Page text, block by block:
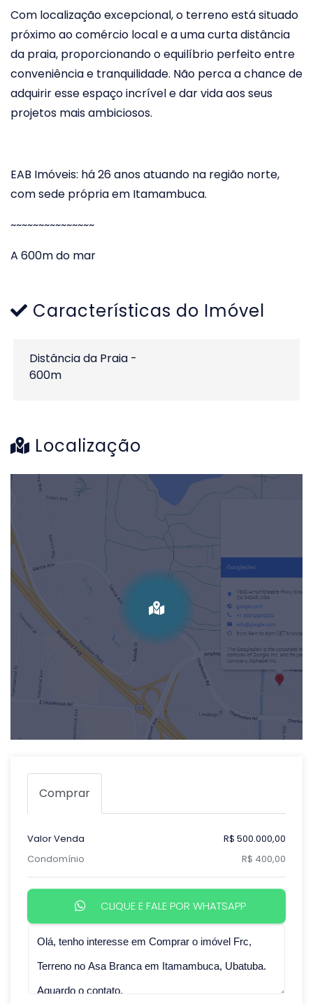
Com localização excepcional, o terreno está situado
próximo ao comércio local e a uma curta distância
da praia, proporcionando o equilíbrio perfeito entre
conveniência e tranquilidade. Não perca a chance de
adquirir esse espaço incrível e dar vida aos seus
projetos mais ambiciosos.
EAB Imóveis: há 26 anos atuando na região norte,
com sede própria em Itamambuca.
~~~~~~~~~~~~~~~
A 600m do mar
Características do Imóvel
Distância da Praia -
600m
Localização
Comprar
Valor Venda
R$ 500.000,00
Condomínio
R$ 400,00
CLIQUE E FALE POR WHATSAPP